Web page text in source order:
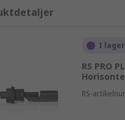
indikation på full/tom
för att bestämma
en gaffel som ständigt
I lager
RS PRO
RS-